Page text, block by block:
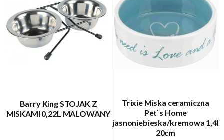
Barry King STOJAK Z
MISKAMI 0,22L MALOWANY
Trixie Miska ceramiczna
Pet`s Home
jasnoniebieska/kremowa 1,4l
20cm